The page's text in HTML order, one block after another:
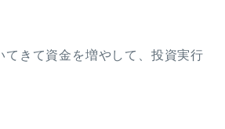
てきて資金を増やして、投資実行